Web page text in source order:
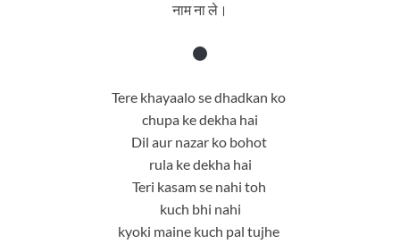
नाम ना ले।
Tere khayaalo se dhadkan ko
chupa ke dekha hai
Dil aur nazar ko bohot
rula ke dekha hai
Teri kasam se nahi toh
kuch bhi nahi
kyoki maine kuch pal tujhe